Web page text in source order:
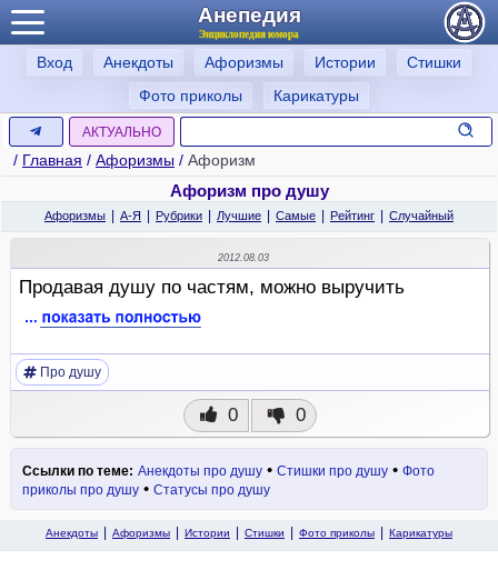
Анепедия
Энциклопедия юмора
Вход Анекдоты Афоризмы Истории
Стишки
Фото приколы
Карикатуры
АКТУАЛЬНО
/ Главная / Афоризмы / Афоризм
Афоризм про душу
Афоризмы А-Я Рубрики Лучшие Самые Рейтинг Случайный
2012.08.03
Продавая душу по частям, можно выручить
Про душу
0 0
Ссылки по теме: Анекдоты про душу • Стишки про душу • Фото
приколы про душу • Статусы про душу
Анекдоты Афоризмы Истории Стишки Фото приколы Карикатуры